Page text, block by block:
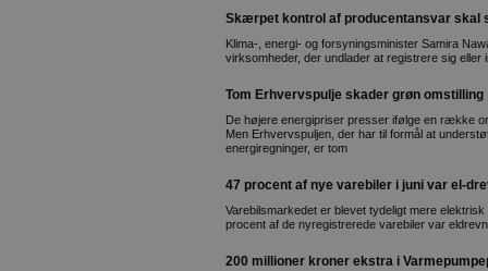
Skærpet kontrol af producentansvar skal
Klima-, energi- og forsyningsminister Samira
virksomheder, der undlader at registrere sig
Tom Erhvervspulje skader grøn omstilling
De højere energipriser presser ifølge en række
Men Erhvervspuljen, der har til formål at
energiregninger, er tom
47 procent af nye varebiler i juni var el-
Varebilsmarkedet er blevet tydeligt mere
procent af de nyregistrerede varebiler var
200 millioner kroner ekstra i